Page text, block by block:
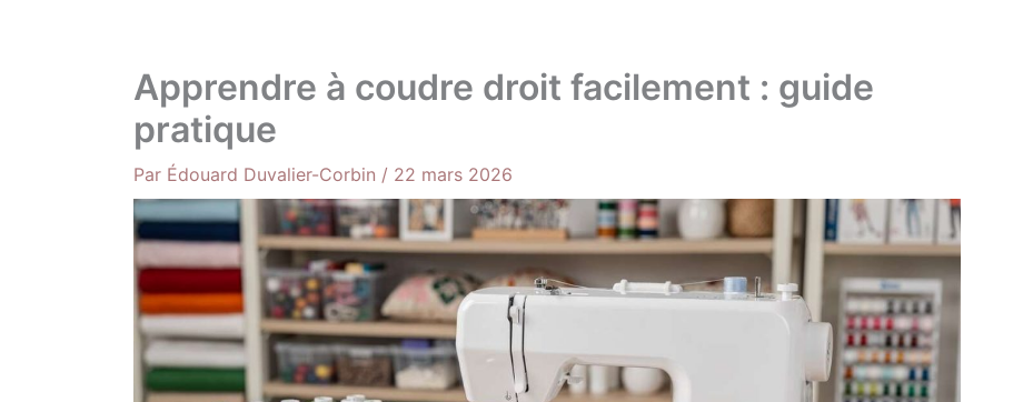
Apprendre à coudre droit facilement : guide
pratique
Par Édouard Duvalier-Corbin / 22 mars 2026